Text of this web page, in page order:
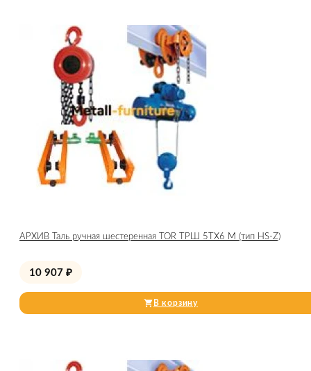
АРХИВ Таль ручная шестеренная TOR ТРШ 5ТХ6 М (тип HS-Z)
10 907 ₽
В корзину